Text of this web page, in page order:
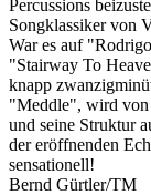
Percussions
Songklassiker von
War es auf
"Stairway To
knapp
"Meddle", wird von
und seine Struktur
der eröffnenden
sensationell!
Bernd Gürtler/TM